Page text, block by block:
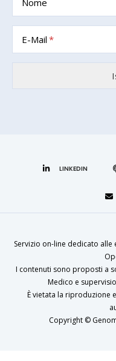
E-Mail
LINKEDIN
Servizio on-line dedicato alle
I contenuti sono proposti a
Medico e
È vietata la riproduzione
Copyright ©